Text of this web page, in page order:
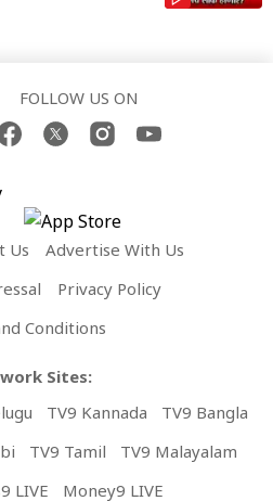
FOLLOW US ON
Us
Advertise With Us
Privacy Policy
Conditions
Sites:
TV9 Kannada
TV9 Bangla
TV9 Tamil
TV9 Malayalam
LIVE Money9 LIVE